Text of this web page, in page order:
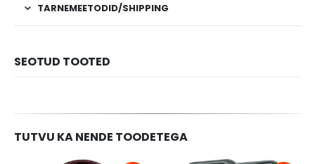
TARNEMEETODID/SHIPPING
SEOTUD TOOTED
TUTVU KA NENDE TOODETEGA